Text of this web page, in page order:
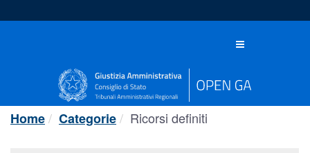
al
Toggle
Home Categorie Ricorsi definiti